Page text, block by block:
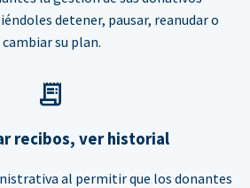
detener, pausar, reanudar o
cambiar su plan.
recibos, ver historial
al permitir que los donantes